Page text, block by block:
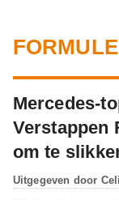
Mercedes-
Verstappen
om te
Uitgegeven door